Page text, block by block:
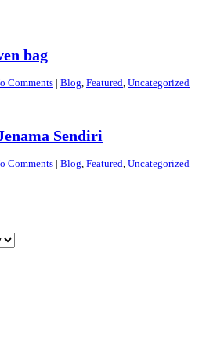
bag
Comments | Blog, Featured, Uncategorized
Sendiri
Comments | Blog Featured Uncategorized